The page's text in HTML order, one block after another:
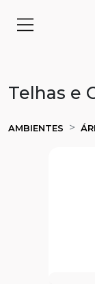
Telhas e
AMBIENTES